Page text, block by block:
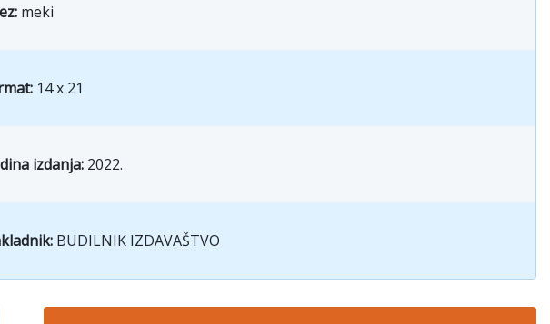
meki
14 x 21
izdanja: 2022.
BUDILNIK IZDAVAŠTVO